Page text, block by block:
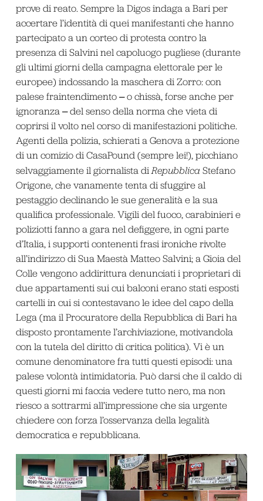
prove di reato. Sempre la Digos indaga a Bari per
accertare l’identità di quei manifestanti che hanno
partecipato a un corteo di protesta contro la
presenza di Salvini nel capoluogo pugliese (durante
gli ultimi giorni della campagna elettorale per le
europee) indossando la maschera di Zorro: con
palese fraintendimento ‒ o chissà, forse anche per
ignoranza ‒ del senso della norma che vieta di
coprirsi il volto nel corso di manifestazioni politiche.
Agenti della polizia, schierati a Genova a protezione
di un comizio di CasaPound (sempre lei!), picchiano
selvaggiamente il giornalista diRepubblica Stefano
Origone, che vanamente tenta di sfuggire al
pestaggio declinando le sue generalità e la sua
qualifica professionale. Vigili del fuoco, carabinieri e
poliziotti fanno a gara nel defiggere, in ogni parte
d’Italia, i supporti contenenti frasi ironiche rivolte
all’indirizzo di Sua Maestà Matteo Salvini; a Gioia del
Colle vengono addirittura denunciati i proprietari di
due appartamenti sui cui balconi erano stati esposti
cartelli in cui si contestavano le idee del capo della
Lega (ma il Procuratore della Repubblica di Bari ha
disposto prontamente l’archiviazione, motivandola
con la tutela del diritto di critica politica). Vi è un
comune denominatore fra tutti questi episodi: una
palese volontà intimidatoria. Può darsi che il caldo di
questi giorni mi faccia vedere tutto nero, ma non
riesco a sottrarmi all’impressione che sia urgente
chiedere con forza l’osservanza della legalità
democratica e repubblicana.